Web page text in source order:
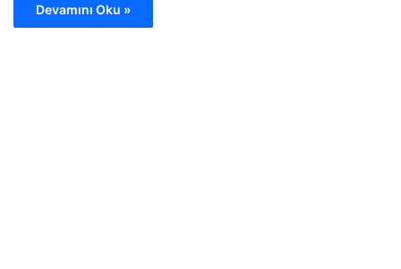
Devamını Oku »